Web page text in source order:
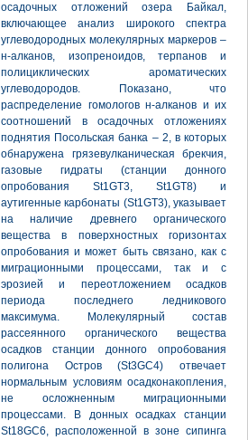
осадочных отложений озера Байкал,
включающее анализ широкого спектра
углеводородных молекулярных маркеров –
н-алканов, изопреноидов, терпанов и
полициклических ароматических
углеводородов. Показано, что
распределение гомологов н-алканов и их
соотношений в осадочных отложениях
поднятия Посольская банка – 2, в которых
обнаружена грязевулканическая брекчия,
газовые гидраты (станции донного
опробования St1GT3, St1GT8) и
аутигенные карбонаты (St1GT3), указывает
на наличие древнего органического
вещества в поверхностных горизонтах
опробования и может быть связано, как с
миграционными процессами, так и с
эрозией и переотложением осадков
периода последнего ледникового
максимума. Молекулярный состав
рассеянного органического вещества
осадков станции донного опробования
полигона Остров (St3GC4) отвечает
нормальным условиям осадконакопления,
не осложненным миграционными
процессами. В донных осадках станции
St18GC6, расположенной в зоне сипинга